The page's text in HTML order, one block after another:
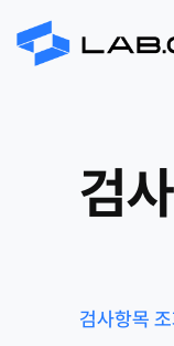
검
검사항목 조